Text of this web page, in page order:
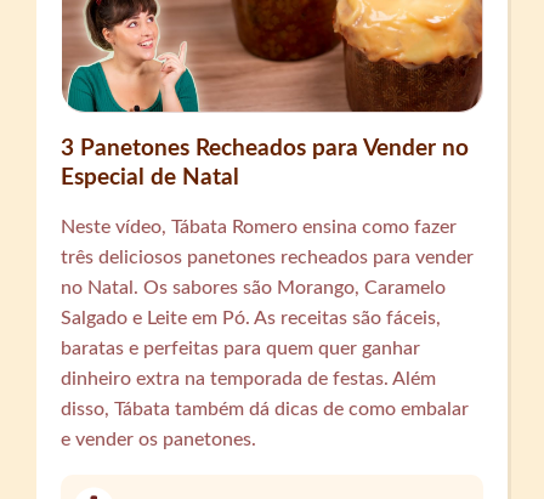
3 Panetones Recheados para Vender no
Especial de Natal
Neste vídeo, Tábata Romero ensina como fazer
três deliciosos panetones recheados para vender
no Natal. Os sabores são Morango, Caramelo
Salgado e Leite em Pó. As receitas são fáceis,
baratas e perfeitas para quem quer ganhar
dinheiro extra na temporada de festas. Além
disso, Tábata também dá dicas de como embalar
e vender os panetones.